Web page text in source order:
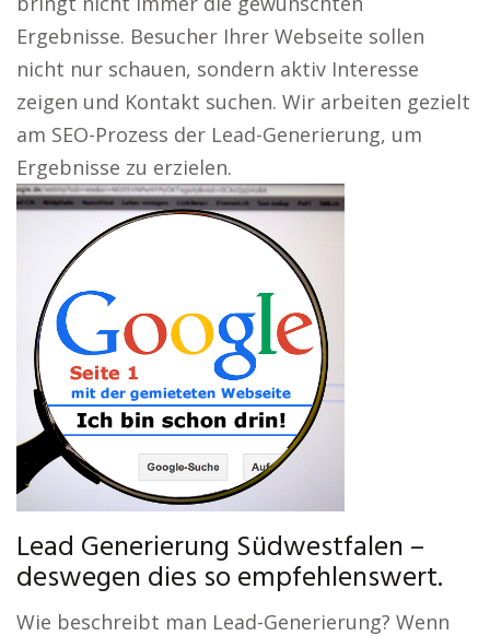
Ergebnisse. Besucher Ihrer Webseite sollen
nicht nur schauen, sondern aktiv Interesse
zeigen und Kontakt suchen. Wir arbeiten gezielt
am SEO-Prozess der Lead-Generierung, um
Ergebnisse zu erzielen.
Lead Generierung Südwestfalen –
deswegen dies so empfehlenswert.
Wie beschreibt man Lead-Generierung? Wenn